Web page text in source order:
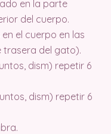
en la parte
del cuerpo.
el cuerpo en las
trasera del gato).
dism) repetir 6
dism) repetir 6